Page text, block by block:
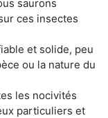
saurons
ces insectes
et solide, peu
ou la nature du
les nocivités
particuliers et